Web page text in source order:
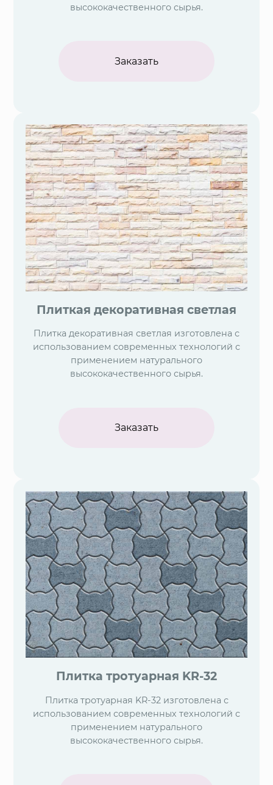
высококачественного сырья.
Заказать
Плиткая декоративная светлая
Плитка декоративная светлая изготовлена с
использованием современных технологий с
применением натурального
высококачественного сырья.
Заказать
Плитка тротуарная KR-32
Плитка тротуарная KR-32 изготовлена с
использованием современных технологий с
применением натурального
высококачественного сырья.